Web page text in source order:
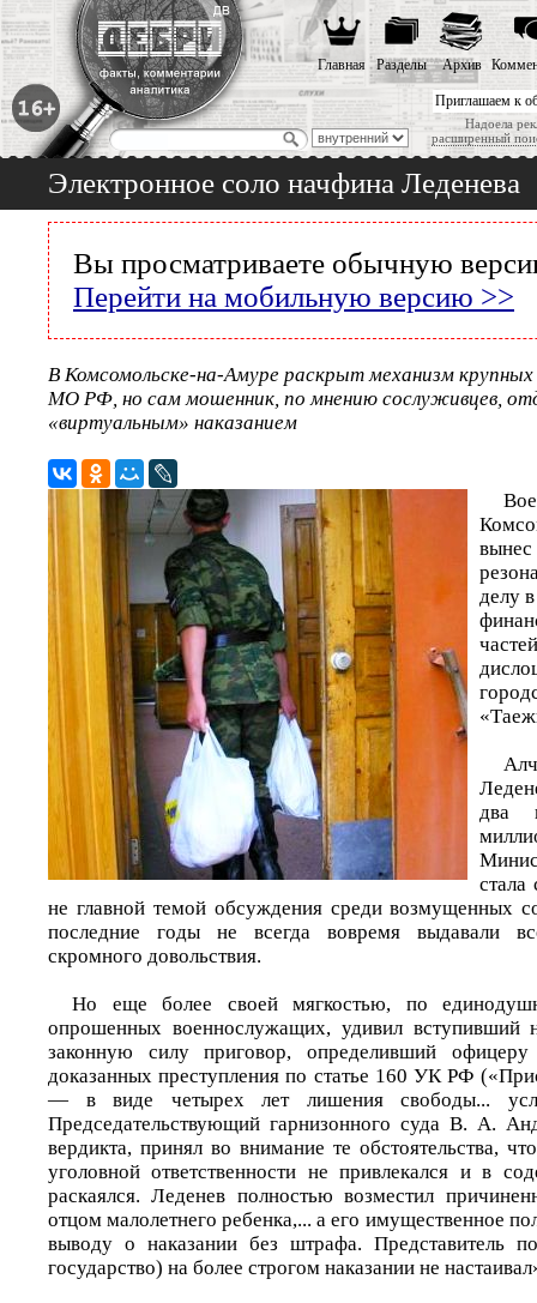
Приглашаем к
Надоела
расширенный
Главная Разделы Архив
Электронное соло начфина Леденева
Вы просматриваете обычную
Перейти на мобильную версию >>
В Комсомольске-на-Амуре раскрыт механизм
МО РФ, но сам мошенник, по мнению сослуживцев,
«виртуальным» наказанием
делу
два
стала
не главной темой обсуждения среди возмущенных
последние годы не всегда вовремя выдавали
скромного довольствия.
Но еще более своей мягкостью, по
опрошенных военнослужащих, удивил вступивший
законную силу приговор, определивший
доказанных преступления по статье 160 УК РФ
— в виде четырех лет лишения свободы...
Председательствующий гарнизонного суда В. А.
вердикта, принял во внимание те обстоятельства,
уголовной ответственности не привлекался и в
раскаялся. Леденев полностью возместил
отцом малолетнего ребенка,... а его имущественное
выводу о наказании без штрафа. Представитель
государство) на более строгом наказании не